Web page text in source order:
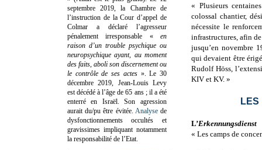
« Plusieurs
colossal chantier,
nécessite le
infrastructures, afin
jusqu’en novembre
qui devaient être
Rudolf Höss,
KIV et KV. »
LES
L’Erkennungsdienst
« Les camps de
septembre 2019, la Chambre de
l’instruction de la Cour d’appel de
Colmar a déclaré l’agresseur
pénalement irresponsable «en
raison d’un trouble psychique ou
neuropsychique ayant, au moment
des faits, aboli son discernement ou
le contrôle de ses actes». Le 30
décembre 2019, Jean-Louis Levy
est décédé à l’âge de 65 ans ; il a été
enterré en Israël. Son agression
aurait du/pu être évitée. Analysede
dysfonctionnements occultés et
gravissimes impliquant notamment
la responsabilité de l’Etat.